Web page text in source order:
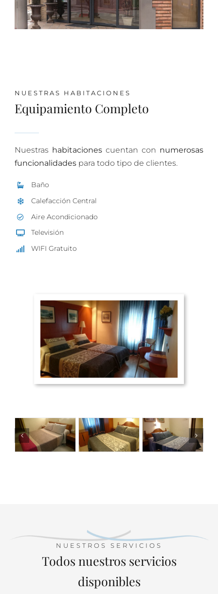
NUESTRAS HABITACIONES
Equipamiento Completo
Nuestras habitaciones cuentan con numerosas
funcionalidades para todo tipo de clientes.
Baño
Calefacción Central
Aire Acondicionado
Televisión
WIFI Gratuito
NUESTROS SERVICIOS
Todos nuestros servicios
disponibles